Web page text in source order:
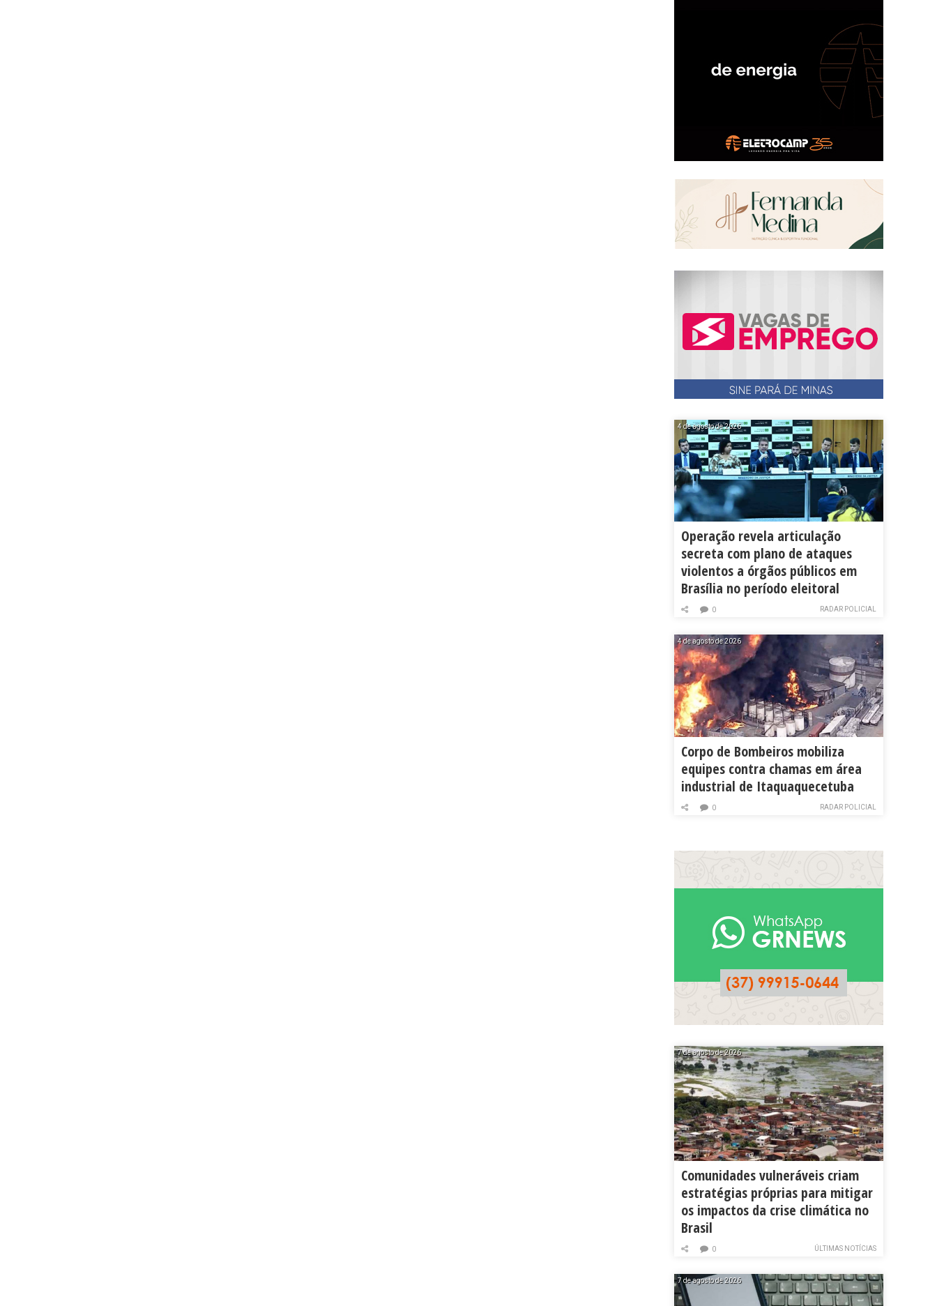
4 de agosto de 2026
Operação revela articulação
secreta com plano de ataques
violentos a órgãos públicos em
Brasília no período eleitoral
RADAR POLICIAL
0
4 de agosto de 2026
Corpo de Bombeiros mobiliza
equipes contra chamas em área
industrial de Itaquaquecetuba
RADAR POLICIAL
0
7 de agosto de 2026
Comunidades vulneráveis criam
estratégias próprias para mitigar
os impactos da crise climática no
Brasil
ÚLTIMAS NOTÍCIAS
0
7 de agosto de 2026